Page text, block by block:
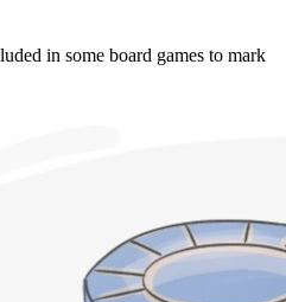
in some board games to mark